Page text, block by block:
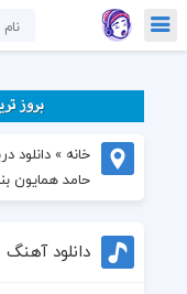
خانه »دانلود
حامد همایون